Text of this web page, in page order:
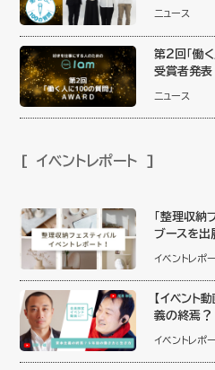
ニュース
第2回「働
受賞者発表
ニュース
イベントレポート
「整理収
ブースを出
イベントレポ
【イベン
義の終焉
イベントレポ